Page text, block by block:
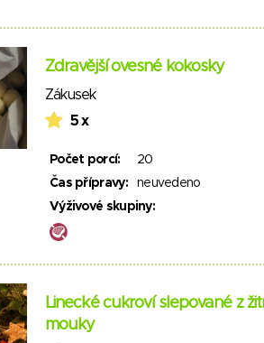
Zdravější ovesné kokosky
Zákusek
5 x
Počet porcí:
20
Čas přípravy:
neuvedeno
Výživové skupiny:
Linecké cukroví slepované z
mouky